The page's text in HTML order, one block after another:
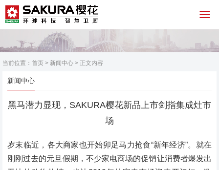
当前位置： 首页 > 新闻中心 > 正文内容
新闻中心
黑马潜力显现，SAKURA樱花新品上市剑指集成灶市
场
岁末临近，各大商家也开始卯足马力抢食“新年经济”。就在
刚刚过去的元旦假期，不少家电商场的促销让消费者爆发出